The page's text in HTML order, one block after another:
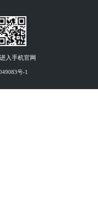
入手机官网
号-1